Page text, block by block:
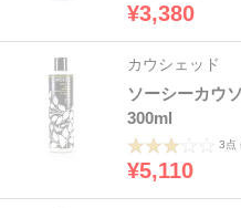
¥3,380
カウシェッド
ソーシーカウ
300ml
3点
¥5,110